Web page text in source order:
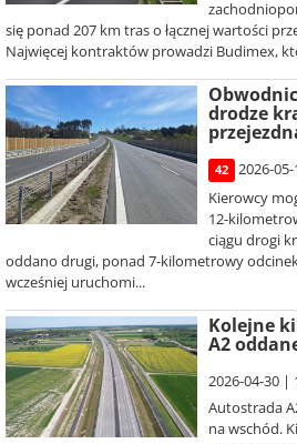
się ponad 207 km tras o łącznej wartości
Najwięcej kontraktów prowadzi Budimex,
drodze
42
2026-
Kierowcy
12-
ciągu drogi
oddano drugi, ponad 7-kilometrowy
wcześniej uruchomi...
Kolejne
A2
2026-04-30 |
Autostrada
na wschód.